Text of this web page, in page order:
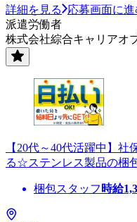
詳細を見る
応募画面に進
派遣労働者
株式会社綜合キャリアオ
【20代～40代活躍中】
る☆ステンレス製品の梱
梱包スタッフ 時給